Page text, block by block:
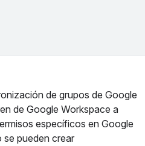
de grupos de Google
de Google Workspace a
específicos en Google
se pueden crear